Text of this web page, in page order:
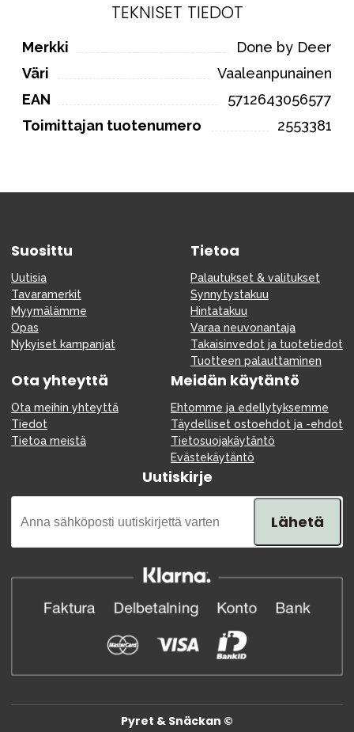
TEKNISET TIEDOT
Merkki
Done by Deer
Väri
Vaaleanpunainen
EAN
5712643056577
Toimittajan tuotenumero
2553381
Suosittu
Uutisia
Tavaramerkit
Myymälämme
Opas
Nykyiset kampanjat
Tietoa
Palautukset & valitukset
Synnytystakuu
Hintatakuu
Varaa neuvonantaja
Takaisinvedot ja tuotetiedot
Tuotteen palauttaminen
Ota yhteyttä
Ota meihin yhteyttä
Tiedot
Tietoa meistä
Meidän käytäntö
Ehtomme ja edellytyksemme
Täydelliset ostoehdot ja -ehdot
Tietosuojakäytäntö
Evästekäytäntö
Uutiskirje
Lähetä
Pyret & Snäckan ©